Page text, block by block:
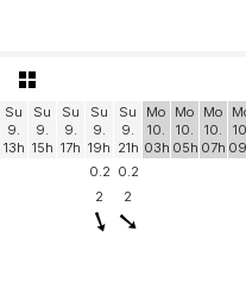
Su
9.
13h
Su
9.
15h
Su
9.
17h
Su
9.
19h
Su
9.
21h
Mo
10.
03h
Mo
10.
05h
Mo
10.
07h
0.2 0.2
2 2